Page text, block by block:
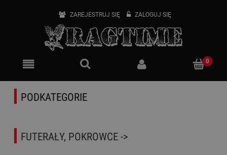
ZAREJESTRUJ SIĘ ZALOGUJ SIĘ
PODKATEGORIE
FUTERAŁY, POKROWCE ->